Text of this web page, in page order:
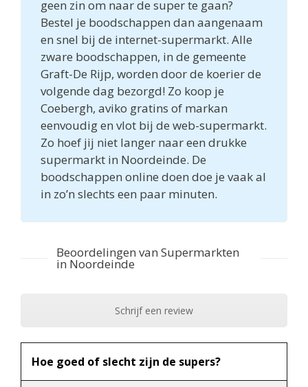
geen zin om naar de super te gaan?
Bestel je boodschappen dan aangenaam
en snel bij de internet-supermarkt. Alle
zware boodschappen, in de gemeente
Graft-De Rijp, worden door de koerier de
volgende dag bezorgd! Zo koop je
Coebergh, aviko gratins of markan
eenvoudig en vlot bij de web-supermarkt.
Zo hoef jij niet langer naar een drukke
supermarkt in Noordeinde. De
boodschappen online doen doe je vaak al
in zo’n slechts een paar minuten.
Beoordelingen van Supermarkten
in Noordeinde
Schrijf een review
Hoe goed of slecht zijn de supers?